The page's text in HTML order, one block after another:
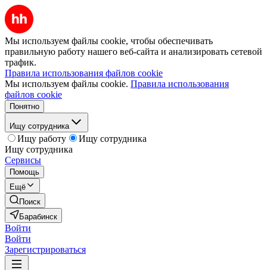
Мы используем файлы cookie, чтобы обеспечивать
правильную работу нашего веб-сайта и анализировать сетевой
трафик.
Правила использования файлов cookie
Мы используем файлы cookie. Правила использования
файлов cookie
Понятно
Ищу сотрудника
Ищу работу
Ищу сотрудника
Ищу сотрудника
Сервисы
Помощь
Ещё
Поиск
Барабинск
Войти
Войти
Зарегистрироваться